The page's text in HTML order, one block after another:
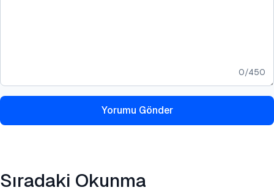
0/450
Yorumu Gönder
Sıradaki Okunma